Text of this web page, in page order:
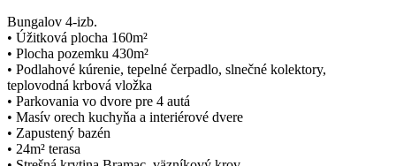
Bungalov 4-izb.
• Úžitková plocha 160m²
• Plocha pozemku 430m²
• Podlahové kúrenie, tepelné čerpadlo, slnečné kolektory,
teplovodná krbová vložka
• Parkovania vo dvore pre 4 autá
• Masív orech kuchyňa a interiérové dvere
• Zapustený bazén
• 24m² terasa